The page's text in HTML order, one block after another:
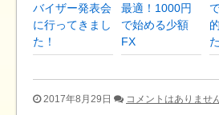
バイザー発表会
に行ってきまし
た！
最適！1000円
で始める少額
FX
た
2017年8月29日 コメントはありません